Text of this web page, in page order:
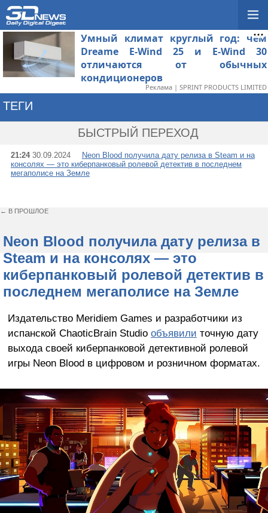
Умный климат круглый год: чем
Dreame E-Wind 25 и E-Wind 30
отличаются от обычных
кондиционеров
Реклама | SPRINT PRODUCTS LIMITED
ТЕГИ
БЫСТРЫЙ ПЕРЕХОД
21:2430.09.2024
Neon Blood получила дату релиза в Steam и на
консолях — это киберпанковый ролевой детектив в последнем
мегаполисе на Земле
← В ПРОШЛОЕ
Neon Blood получила дату релиза в
Steam и на консолях — это
киберпанковый ролевой детектив в
последнем мегаполисе на Земле
Издательство Meridiem Games и разработчики из
испанской ChaoticBrain Studio объявили точную дату
выхода своей киберпанковой детективной ролевой
игры Neon Blood в цифровом и розничном форматах.